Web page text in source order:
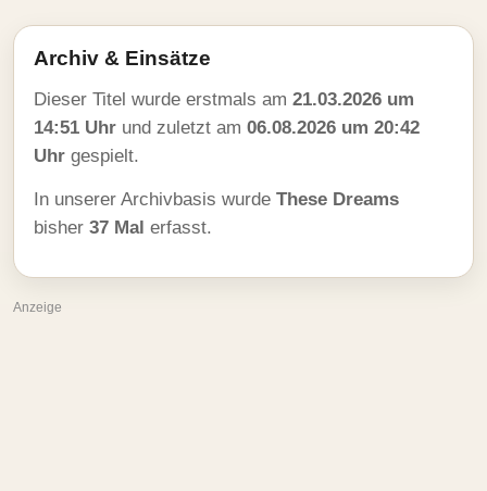
Archiv & Einsätze
Dieser Titel wurde erstmals am 21.03.2026 um
14:51 Uhr und zuletzt am 06.08.2026 um 20:42
Uhr gespielt.
In unserer Archivbasis wurde These Dreams
bisher 37 Mal erfasst.
Anzeige